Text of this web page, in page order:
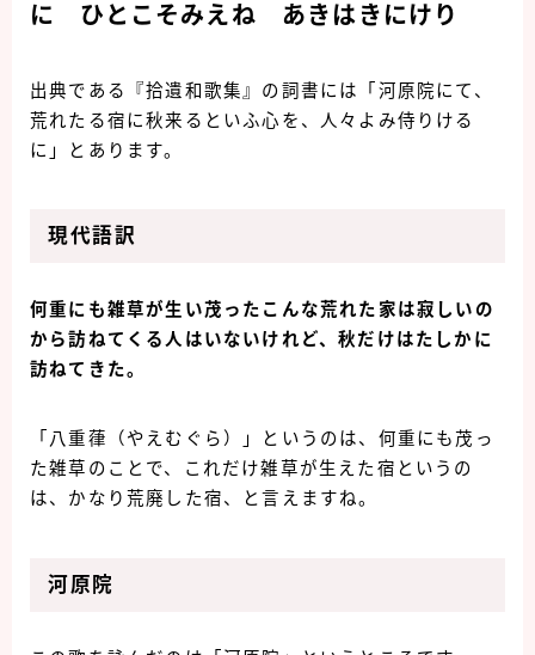
に ひとこそみえね あきはきにけり
出典である『拾遺和歌集』の詞書には「河原院にて、
荒れたる宿に秋来るといふ心を、人々よみ侍りける
に」とあります。
現代語訳
何重にも雑草が生い茂ったこんな荒れた家は寂しいの
から訪ねてくる人はいないけれど、秋だけはたしかに
訪ねてきた。
「八重葎（やえむぐら）」というのは、何重にも茂っ
た雑草のことで、これだけ雑草が生えた宿というの
は、かなり荒廃した宿、と言えますね。
河原院